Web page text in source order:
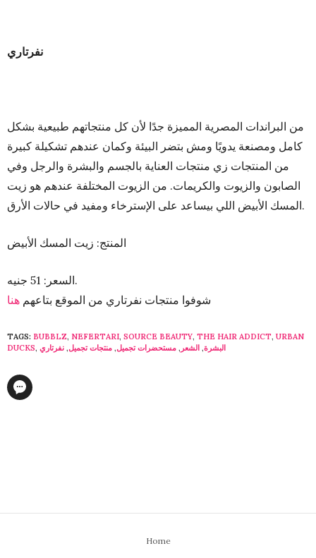
نفرتاري
من البراندات المصرية المميزة جدًا لأن كل منتجاتهم طبيعية بشكل
كامل ومصنعة يدويًا ومش بتضر البيئة وكمان عندهم تشكيلة كبيرة
من المنتجات زي منتجات العناية بالجسم والبشرة والرجل وفي
الصابون والزيوت والكريمات. من الزيوت المختلفة عندهم هو زيت
المسك الأبيض اللي بيساعد على الإسترخاء ومفيد في حالات الأرق.
المنتج: زيت المسك الأبيض
السعر: 51 جنيه.
شوفوا منتجات نفرتاري من الموقع بتاعهم هنا
TAGS: BUBBLZ, NEFERTARI, SOURCE BEAUTY, THE HAIR ADDICT, URBAN
DUCKS, البشرة, الشعر , مستحضرات تجميل, منتجات تجميل, نفرتاري
Home